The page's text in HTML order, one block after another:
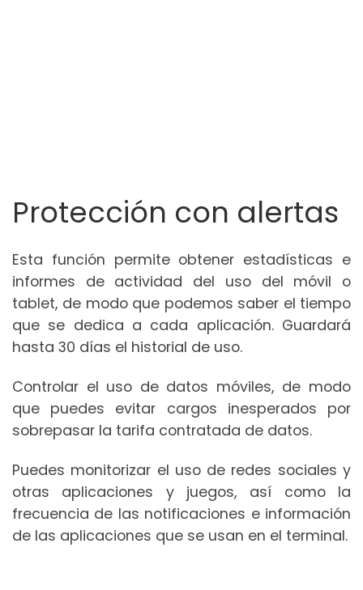
Protección con alertas
Esta función permite obtener estadísticas e
informes de actividad del uso del móvil o
tablet, de modo que podemos saber el tiempo
que se dedica a cada aplicación. Guardará
hasta 30 días el historial de uso.
Controlar el uso de datos móviles, de modo
que puedes evitar cargos inesperados por
sobrepasar la tarifa contratada de datos.
Puedes monitorizar el uso de redes sociales y
otras aplicaciones y juegos, así como la
frecuencia de las notificaciones e información
de las aplicaciones que se usan en el terminal.